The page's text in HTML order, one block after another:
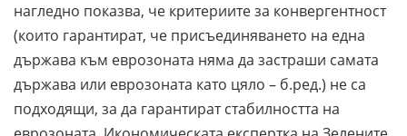
нагледно показва, че критериите за конвергентност
(които гарантират, че присъединяването на една
държава към еврозоната няма да застраши самата
държава или еврозоната като цяло – б.ред.) не са
подходящи, за да гарантират стабилността на